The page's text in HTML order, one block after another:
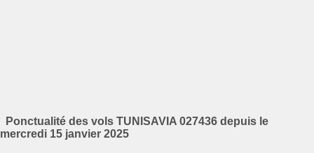
Ponctualité des vols TUNISAVIA 027436 depuis le
mercredi 15 janvier 2025